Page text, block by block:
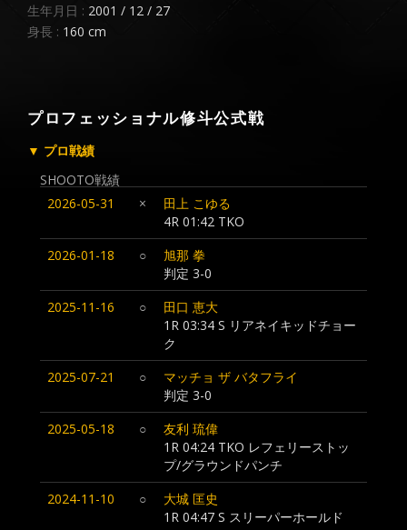
生年月日 : 2001 / 12 / 27
身長 : 160 cm
プロフェッショナル修斗公式戦
▼ プロ戦績
SHOOTO戦績
2026-05-31
×
田上 こゆる
4R 01:42 TKO
2026-01-18
○
旭那 拳
判定 3-0
2025-11-16
○
田口 恵大
1R 03:34 S リアネイキッドチョー
ク
2025-07-21
○
マッチョ ザ バタフライ
判定 3-0
2025-05-18
○
友利 琉偉
1R 04:24 TKO レフェリーストッ
プ/グラウンドパンチ
2024-11-10
○
大城 匡史
1R 04:47 S スリーパーホールド